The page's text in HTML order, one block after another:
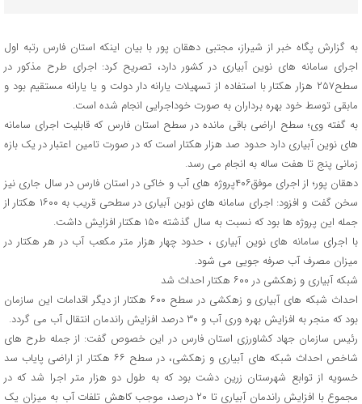
به گزارش پگاه خبر از شیراز، مجتبی دهقان پور با بیان اینکه استان فارس رتبه اول
اجرای سامانه های نوین آبیاری در کشور دارد، تصریح کرد: اجرای طرح مذکور در
سطح۲۵۷ هزار هکتار با استفاده از تسهیلات یارانه دار دولت و یا یارانه مستقیم بود و
مابقی توسط خود بهره برداران به صورت خوداجرایی انجام شده است.
به گفته وی؛ سطح اراضی باقی مانده در سطح استان فارس که قابلیت اجرای سامانه
های نوین آبیاری دارد حدود صد هزار هکتار است که در صورت تامین اعتبار در یک بازه
زمانی پنج تا هفت ساله به انجام می رسد.
دهقان پور؛ از اجرای موفق۴۰۶پروژه های آب و خاکی در استان فارس در سال جاری نیز
سخن گفت و افزود: اجرای سامانه های نوین آبیاری در سطحی قریب به ۱۶۰۰ هکتار از
جمله این پروژه ها بود که نسبت به سال گذشته ۱۵۰ هکتار افزایش داشت.
با اجرای سامانه های نوین آبیاری ، حدود چهار هزار متر مکعب آب در هر هکتار در
میزان مصرف آب صرفه جویی می شود.
شبکه آبیاری و زهکشی در ۶۰۰ هکتار احداث شد
احداث شبکه های آبیاری و زهکشی در سطح ۶۰۰ هکتار از دیگر اقدامات این سازمان
بود که منجر به افزایش بهره وری آب و ۳۰ درصد افزایش راندمان انتقال آب می گردد.
رئیس سازمان جهاد کشاورزی استان فارس در این خصوص گفت: از جمله طرح های
شاخص احداث شبکه های آبیاری و زهکشی، در سطح ۶۶ هکتار از اراضی پایاب سد
خسویه از توابع شهرستان زرین دشت بود که به طول دو هزار متر اجرا شد که در
مجموع با افزایش راندمان آبیاری تا ۲۰ درصد، موجب کاهش تلفات آب به میزان یک